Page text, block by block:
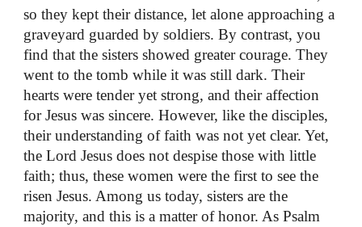
so they kept their distance, let alone approaching a
graveyard guarded by soldiers. By contrast, you
find that the sisters showed greater courage. They
went to the tomb while it was still dark. Their
hearts were tender yet strong, and their affection
for Jesus was sincere. However, like the disciples,
their understanding of faith was not yet clear. Yet,
the Lord Jesus does not despise those with little
faith; thus, these women were the first to see the
risen Jesus. Among us today, sisters are the
majority, and this is a matter of honor. As Psalm